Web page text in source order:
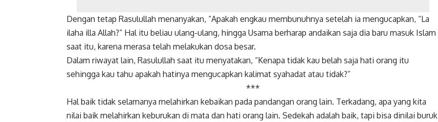
Dengan tetap Rasulullah menanyakan, “Apakah engkau membunuhnya setelah ia mengucapkan, “La
ilaha illa Allah?” Hal itu beliau ulang-ulang, hingga Usama berharap andaikan saja dia baru masuk Islam
saat itu, karena merasa telah melakukan dosa besar.
Dalam riwayat lain, Rasulullah saat itu menyatakan, “Kenapa tidak kau belah saja hati orang itu
sehingga kau tahu apakah hatinya mengucapkan kalimat syahadat atau tidak?”
***
Hal baik tidak selamanya melahirkan kebaikan pada pandangan orang lain. Terkadang, apa yang kita
nilai baik melahirkan keburukan di mata dan hati orang lain. Sedekah adalah baik, tapi bisa dinilai buruk